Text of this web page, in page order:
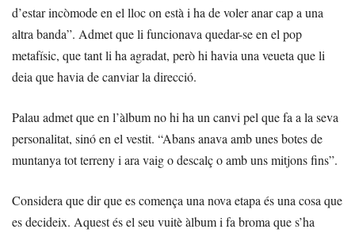
d’estar incòmode en el lloc on està i ha de voler anar cap a una
altra banda”. Admet que li funcionava quedar-se en el pop
metafísic, que tant li ha agradat, però hi havia una veueta que li
deia que havia de canviar la direcció.
Palau admet que en l’àlbum no hi ha un canvi pel que fa a la seva
personalitat, sinó en el vestit. “Abans anava amb unes botes de
muntanya tot terreny i ara vaig o descalç o amb uns mitjons fins”.
Considera que dir que es comença una nova etapa és una cosa que
es decideix. Aquest és el seu vuitè àlbum i fa broma que s’ha